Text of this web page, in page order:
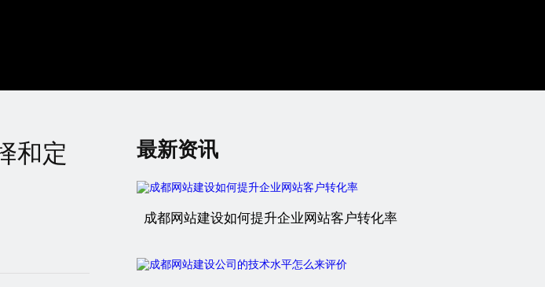
和定
最新资讯
成都网站建设如何提升企业网站客户转化率